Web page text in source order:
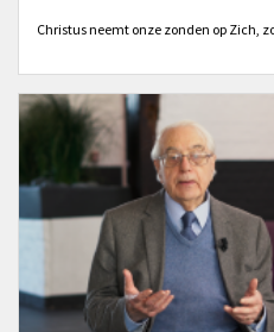
Christus neemt onze zonden op Zich,